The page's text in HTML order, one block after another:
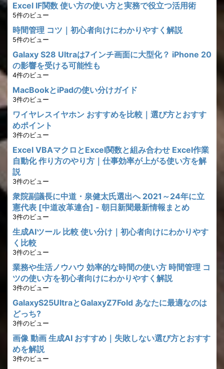
Excel IF関数 使い方の使い方と実務で役立つ活用術
5件のビュー
時間管理 コツ｜初心者向けにわかりやすく解説
5件のビュー
Galaxy S28 Ultraは7インチ画面に大型化？ iPhone 20
の影響を受ける可能性も
4件のビュー
MacBookとiPadの使い分けガイド
3件のビュー
ワイヤレスイヤホン おすすめを比較｜選び方とおすす
めポイント
3件のビュー
Excel VBAマクロとExcel関数と組み合わせ Excel作業
自動化 作り方のやり方｜仕事効率が上がる使い方を解
説
3件のビュー
衆院副議長に中道・泉健太氏選出へ 2021～24年に立
憲代表 [中道改革連合] - 朝日新聞最新情報まとめ
3件のビュー
生成AIツール 比較 使い分け｜初心者向けにわかりやす
く比較
3件のビュー
業務や生活ノウハウ 効率的な時間の使い方 時間管理 コ
ツの使い方を初心者向けにわかりやすく解説
3件のビュー
GalaxyS25UltraとGalaxyZ7Fold あなたに最適なのは
どっち?
3件のビュー
画像 動画 生成AI おすすめ｜失敗しない選び方とおすす
めを解説
3件のビュー